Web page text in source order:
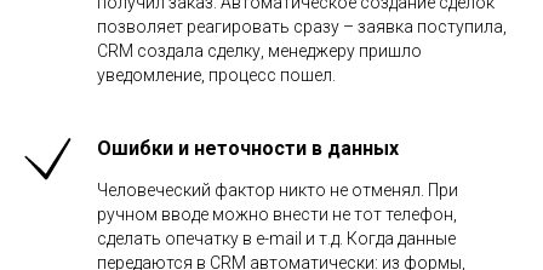
позволяет реагировать сразу – заявка поступила,
CRM создала сделку, менеджеру пришло
уведомление, процесс пошел.
Ошибки и неточности в данных
Человеческий фактор никто не отменял. При
ручном вводе можно внести не тот телефон,
сделать опечатку в e-mail и т.д. Когда данные
передаются в CRM автоматически: из формы,